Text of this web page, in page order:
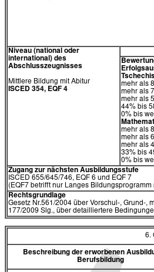
Niveau (national oder
international) des
Abschlusszeugnisses
Mittlere Bildung mit Abitur
ISCED 354, EQF 4
mehr als
mehr als
mehr als
44% bis
0% bis
mehr als
mehr als
mehr als
33% bis
0% bis
Zugang zur nächsten Ausbildungsstufe
ISCED 655/645/746, EQF 6 und EQF 7
(EQF7 betrifft nur Langes
Rechtsgrundlage
Gesetz Nr.561/2004 über Vorschul-, Grund-,
177/2009 Slg., über detailliertere
6.
Beschreibung der erworbenen
Berufsbildung